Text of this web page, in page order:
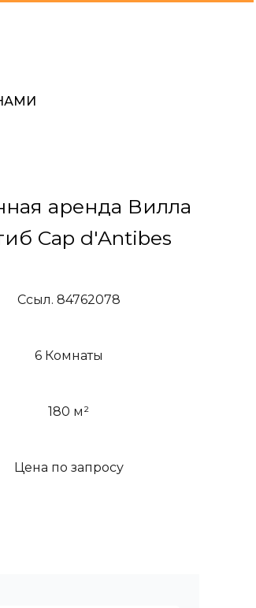
аренда Вилла
Cap d'Antibes
Ссыл. 84762078
6 Комнаты
180 м²
Цена по запросу